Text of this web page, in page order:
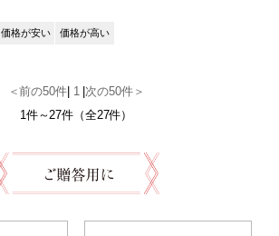
価格が安い 価格が高い
＜前の50件| 1
次の50件＞
1件～27件（全27件）